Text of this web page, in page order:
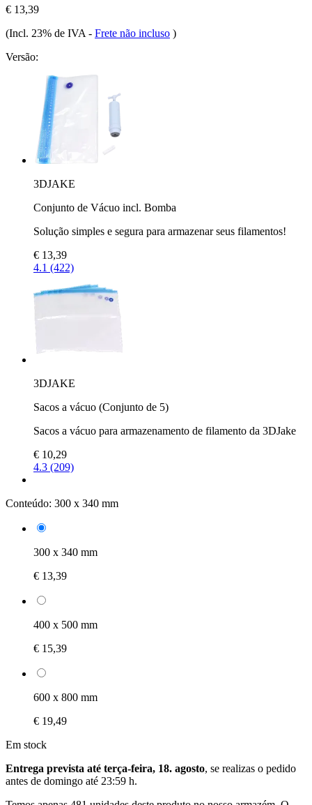
€ 13,39
(Incl. 23% de IVA - Frete não incluso )
Versão:
3DJAKE
Conjunto de Vácuo incl. Bomba
Solução simples e segura para armazenar seus filamentos!
€ 13,39
4.1 (422)
3DJAKE
Sacos a vácuo (Conjunto de 5)
Sacos a vácuo para armazenamento de filamento da 3DJake
€ 10,29
4.3 (209)
Conteúdo: 300 x 340 mm
300 x 340 mm
€ 13,39
400 x 500 mm
€ 15,39
600 x 800 mm
€ 19,49
Em stock
Entrega prevista até terça-feira, 18. agosto, se realizas o pedido
antes de domingo até 23:59 h.